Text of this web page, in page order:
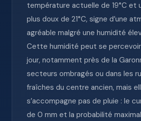
température actuelle de 19°C et
plus doux de 21°C, signe d’une
agréable malgré une humidité
Cette humidité peut se percevoir
jour, notamment près de la
secteurs ombragés ou dans les
fraîches du centre ancien, mais
s’accompagne pas de pluie : le
de 0 mm et la probabilité